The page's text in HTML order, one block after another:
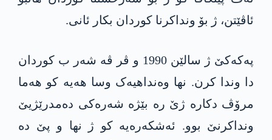
ئاڤێتن، ژ بۆ ونداکرنا کوردان بکار ئانی.
پەکەکێ ژ سالێن 1990 و ڤر ڤە شەر ب کوردان
دا وندا کرن. نھا وەنداھیەک وسا ھەیە کو ھەما
مرۆڤ دکارە ژێ رە بێژە شەرەکی دەمدرێژیێ
ونداکرنێ بوو. ئەشکەرەیە کو ژ نھا و پێ دە